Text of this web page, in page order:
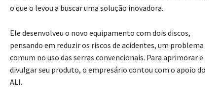
o que o levou a buscar uma solução inovadora.
Ele desenvolveu o novo equipamento com dois discos,
pensando em reduzir os riscos de acidentes, um problema
comum no uso das serras convencionais. Para aprimorar e
divulgar seu produto, o empresário contou com o apoio do
ALI.